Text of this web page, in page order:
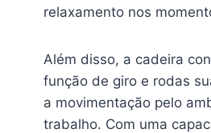
relaxamento nos
Além disso, a cadeira
função de giro e rodas
a movimentação pelo
trabalho. Com uma